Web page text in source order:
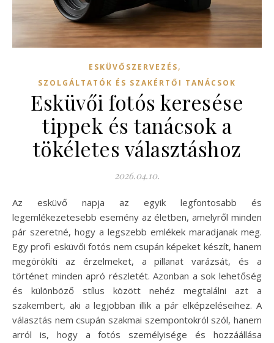
ESKÜVŐSZERVEZÉS,
SZOLGÁLTATÓK ÉS SZAKÉRTŐI TANÁCSOK
Esküvői fotós keresése
tippek és tanácsok a
tökéletes választáshoz
2026.04.10.
Az esküvő napja az egyik legfontosabb és
legemlékezetesebb esemény az életben, amelyről minden
pár szeretné, hogy a legszebb emlékek maradjanak meg.
Egy profi esküvői fotós nem csupán képeket készít, hanem
megörökíti az érzelmeket, a pillanat varázsát, és a
történet minden apró részletét. Azonban a sok lehetőség
és különböző stílus között nehéz megtalálni azt a
szakembert, aki a legjobban illik a pár elképzeléseihez. A
választás nem csupán szakmai szempontokról szól, hanem
arról is, hogy a fotós személyisége és hozzáállása